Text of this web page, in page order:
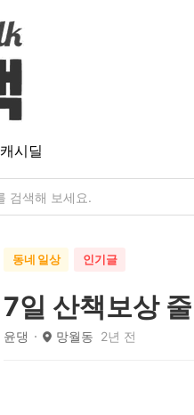
캐시딜
동네 일상 인기글
7일 산책보상
윤댕 망월동 2년 전